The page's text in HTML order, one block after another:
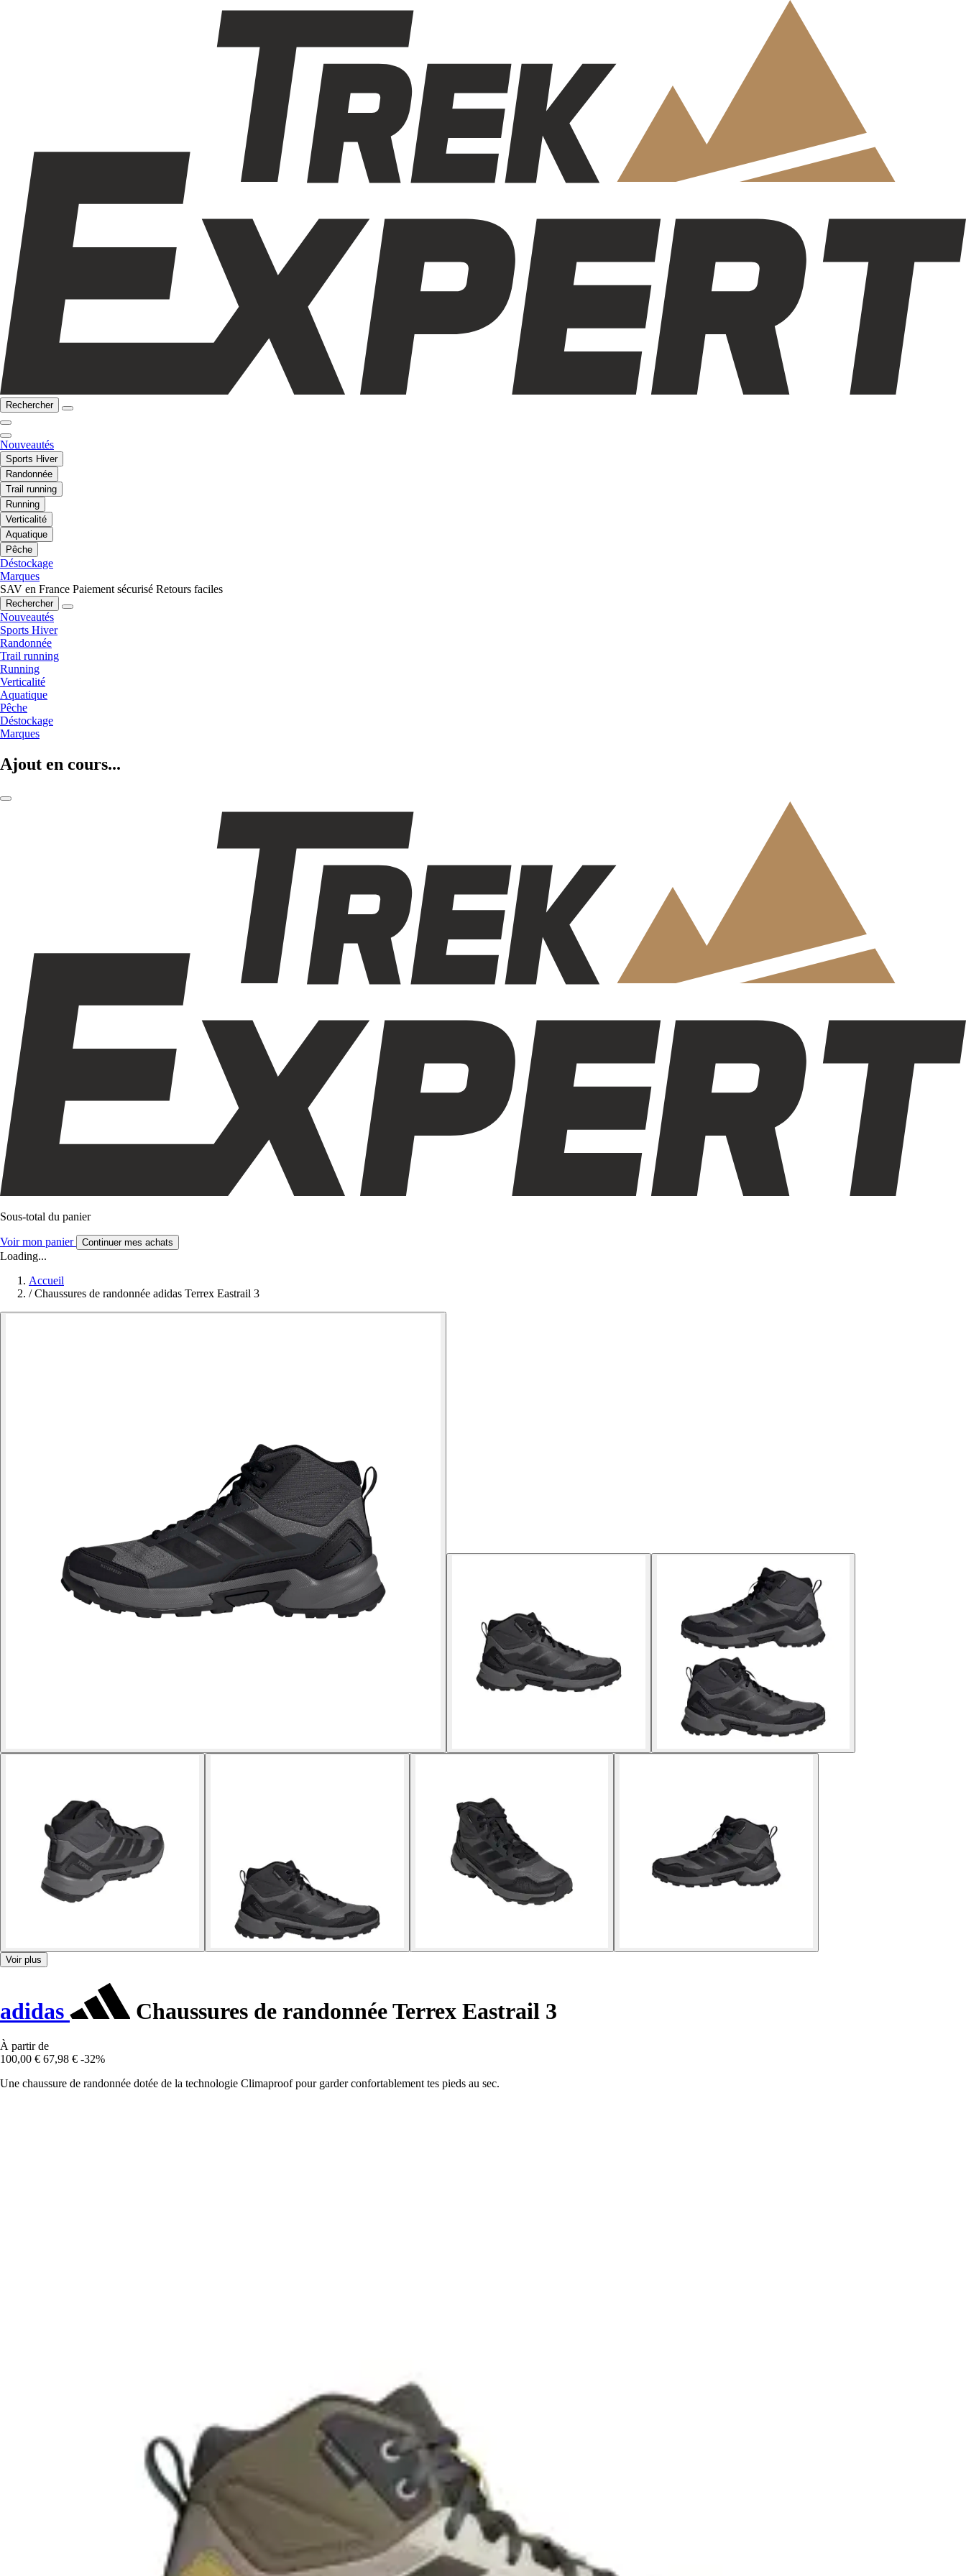
Rechercher
Nouveautés
Sports Hiver
Randonnée
Trail running
Running
Verticalité
Aquatique
Pêche
Déstockage
Marques
SAV en France Paiement sécurisé Retours faciles
Rechercher
Nouveautés
Sports Hiver
Randonnée
Trail running
Running
Verticalité
Aquatique
Pêche
Déstockage
Marques
Ajout en cours...
Sous-total du panier
Voir mon panier Continuer mes achats
Loading...
Accueil
/ Chaussures de randonnée adidas Terrex Eastrail 3
Voir plus
adidas Chaussures de randonnée Terrex Eastrail 3
À partir de
100,00 € 67,98 € -32%
Une chaussure de randonnée dotée de la technologie Climaproof pour garder confortablement tes pieds au sec.